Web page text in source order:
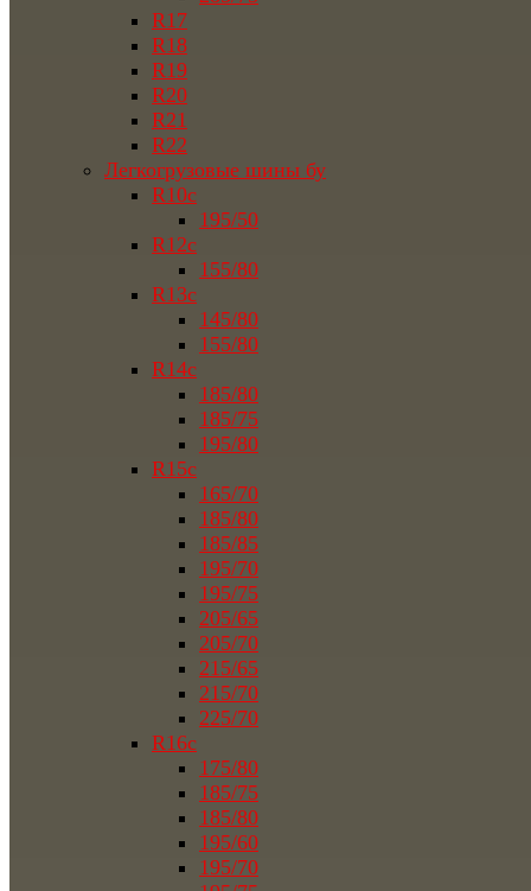
R17
R18
R19
R20
R21
R22
Легкогрузовые шины бу
R10c
195/50
R12c
155/80
R13c
145/80
155/80
R14c
185/80
185/75
195/80
R15c
165/70
185/80
185/85
195/70
195/75
205/65
205/70
215/65
215/70
225/70
R16c
175/80
185/75
185/80
195/60
195/70